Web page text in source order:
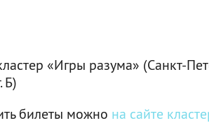
«Игры разума» (Санкт-
Б)
билеты можно на сайте